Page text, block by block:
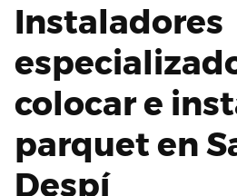
Instaladores
colocar e
parquet en
Despí